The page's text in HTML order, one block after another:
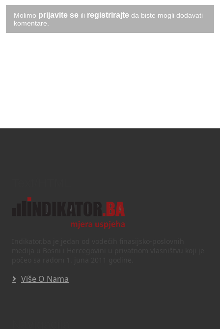
Molimo prijavite se ili registrirajte da biste mogli dodavati
komentare.
Više O Nama